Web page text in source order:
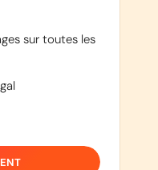
sur toutes les